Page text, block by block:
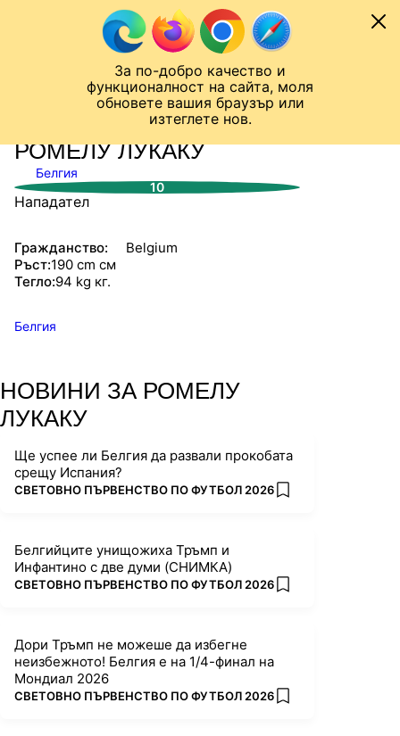
За по-добро качество и
функционалност на сайта, моля
обновете вашия браузър или
изтеглете нов.
Към съдържанието
Лига на Конференциите
СТАТИСТИКИ
РОМЕЛУ ЛУКАКУ
Белгия
10
Нападател
Гражданство:
Belgium
Ръст:190 cm см
Тегло:94 kg кг.
Белгия
НОВИНИ ЗА РОМЕЛУ
ЛУКАКУ
Ще успее ли Белгия да развали прокобата
срещу Испания?
ПОВЕЧЕ ОТ
СВЕТОВНО ПЪРВЕНСТВО ПО ФУТБОЛ 2026 add favorites
Белгийците унищожиха Тръмп и
Инфантино с две думи (СНИМКА)
ПОВЕЧЕ ОТ
СВЕТОВНО ПЪРВЕНСТВО ПО ФУТБОЛ 2026 add favorites
Дори Тръмп не можеше да избегне
неизбежното! Белгия е на 1/4-финал на
Мондиал 2026
ПОВЕЧЕ ОТ
СВЕТОВНО ПЪРВЕНСТВО ПО ФУТБОЛ 2026 add favorites